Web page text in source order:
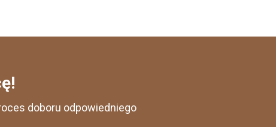
doboru odpowiedniego